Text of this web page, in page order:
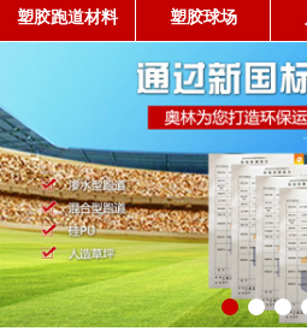
塑胶跑道材料 塑胶球场